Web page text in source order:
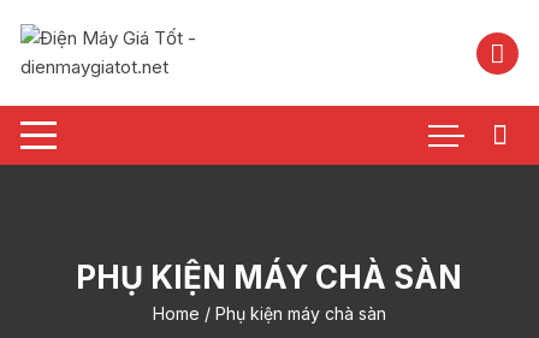
nội
PHỤ KIỆN MÁY CHÀ SÀN
Home / Phụ kiện máy chà sàn